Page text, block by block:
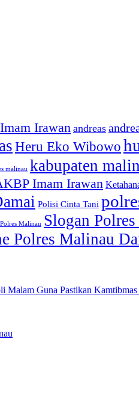
Irawan andreas
Heru Eko Wibowo
malinau kabupaten
Imam Irawan
Polisi Cinta Tani
Malinau Slogan
Polres Malinau
Malam Guna Pastikan